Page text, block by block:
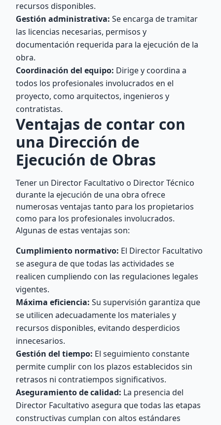
recursos disponibles.
Gestión administrativa: Se encarga de tramitar
las licencias necesarias, permisos y
documentación requerida para la ejecución de la
obra.
Coordinación del equipo: Dirige y coordina a
todos los profesionales involucrados en el
proyecto, como arquitectos, ingenieros y
contratistas.
Ventajas de contar con
una Dirección de
Ejecución de Obras
Tener un Director Facultativo o Director Técnico
durante la ejecución de una obra ofrece
numerosas ventajas tanto para los propietarios
como para los profesionales involucrados.
Algunas de estas ventajas son:
Cumplimiento normativo: El Director Facultativo
se asegura de que todas las actividades se
realicen cumpliendo con las regulaciones legales
vigentes.
Máxima eficiencia: Su supervisión garantiza que
se utilicen adecuadamente los materiales y
recursos disponibles, evitando desperdicios
innecesarios.
Gestión del tiempo: El seguimiento constante
permite cumplir con los plazos establecidos sin
retrasos ni contratiempos significativos.
Aseguramiento de calidad: La presencia del
Director Facultativo asegura que todas las etapas
constructivas cumplan con altos estándares